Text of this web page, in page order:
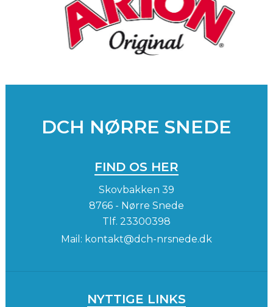
DCH NØRRE SNEDE
FIND OS HER
Skovbakken 39
8766 - Nørre Snede
Tlf. 23300398
Mail: kontakt@dch-nrsnede.dk
NYTTIGE LINKS